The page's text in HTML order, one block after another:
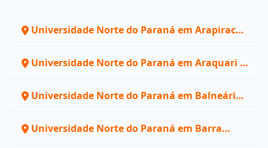
Universidade Norte do Paraná em Arapiraca -
Universidade Norte do Paraná em Araquari -
Universidade Norte do Paraná em Balneário
Universidade Norte do Paraná em Barra